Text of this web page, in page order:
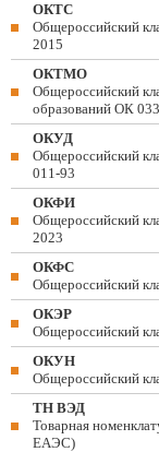
ОКТС
Общероссийский
2015
ОКТМО
Общероссийский
образований ОК
ОКУД
Общероссийский
011-93
ОКФИ
Общероссийский
2023
ОКФС
Общероссийский
ОКЭР
Общероссийский
ОКУН
Общероссийский
ТН ВЭД
Товарная
ЕАЭС)